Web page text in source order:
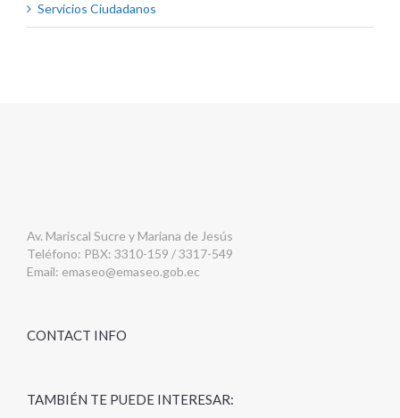
Servicios Ciudadanos
Av. Mariscal Sucre y Mariana de Jesús
Teléfono: PBX: 3310-159 / 3317-549
Email: emaseo@emaseo.gob.ec
CONTACT INFO
TAMBIÉN TE PUEDE INTERESAR: